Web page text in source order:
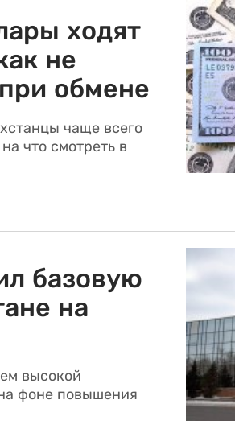
ходят
не
обмене
чаще всего
что смотреть в
базовую
на
высокой
фоне повышения